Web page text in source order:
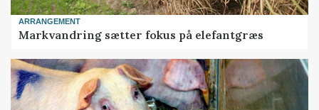
ARRANGEMENT
Markvandring sætter fokus på elefantgræs